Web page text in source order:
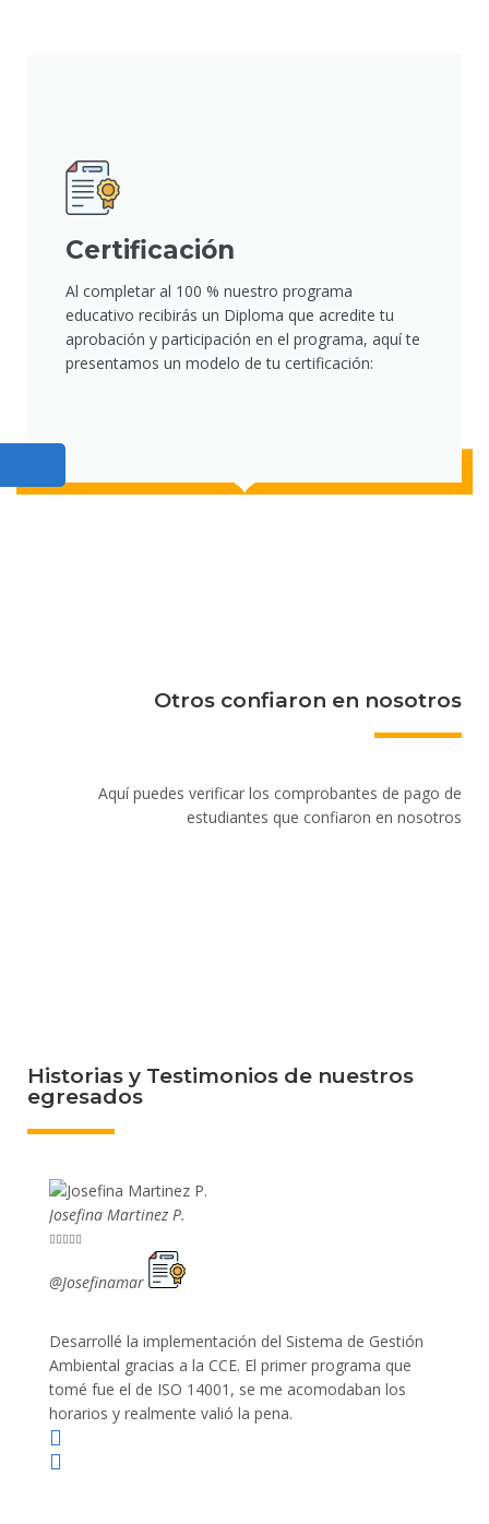
Certificación
Al completar al 100 % nuestro programa
educativo recibirás un Diploma que acredite tu
aprobación y participación en el programa, aquí te
presentamos un modelo de tu certificación:
Otros confiaron en nosotros
Aquí puedes verificar los comprobantes de pago de
estudiantes que confiaron en nosotros
Historias y Testimonios de nuestros
egresados
Josefina Martinez P.

@Josefinamar
Desarrollé la implementación del Sistema de Gestión
Ambiental gracias a la CCE. El primer programa que
tomé fue el de ISO 14001, se me acomodaban los
horarios y realmente valió la pena.